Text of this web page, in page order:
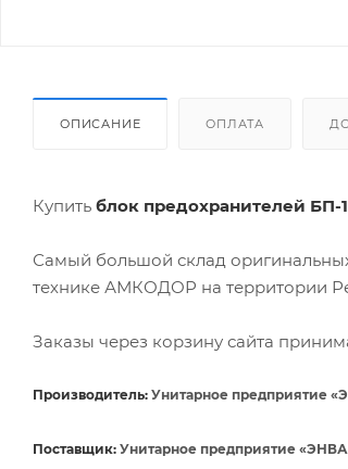
ОПИСАНИЕ ОПЛАТА
Купить блок предохранителей БП-1
Самый большой склад
технике АМКОДОР на территории
Заказы через корзину сайта
Производитель: Унитарное предприятие
Поставщик: Унитарное предприятие